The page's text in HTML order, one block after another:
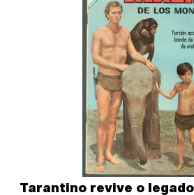
Tarantino revive o